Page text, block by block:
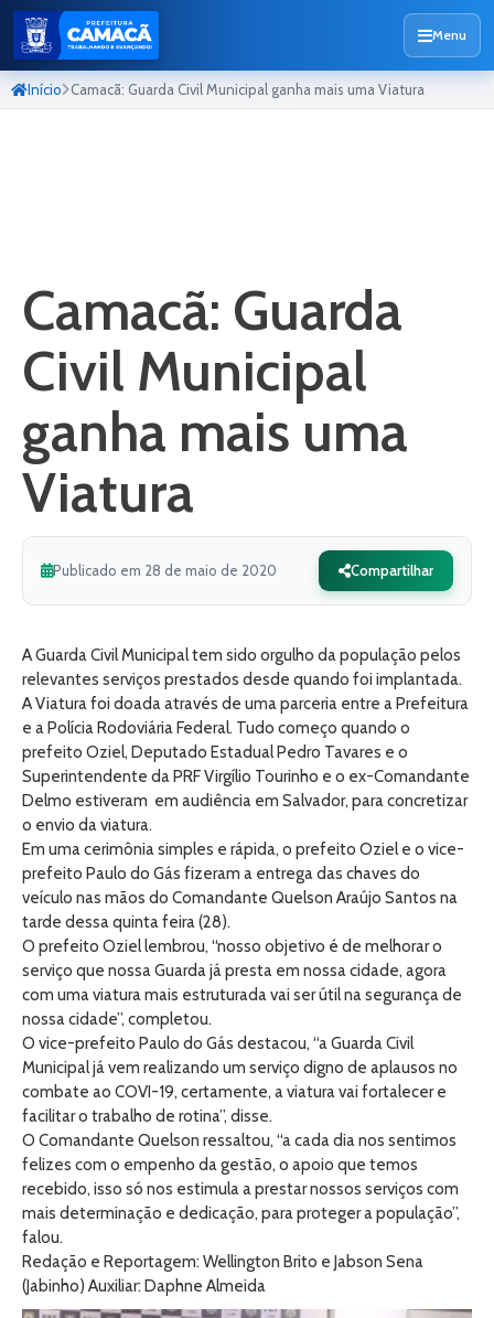
Menu
Início Camacã: Guarda Civil Municipal ganha mais uma Viatura
Camacã: Guarda
Civil Municipal
ganha mais uma
Viatura
Publicado em 28 de maio de 2020 Compartilhar
A Guarda Civil Municipal tem sido orgulho da população pelos
relevantes serviços prestados desde quando foi implantada.
A Viatura foi doada através de uma parceria entre a Prefeitura
e a Polícia Rodoviária Federal. Tudo começo quando o
prefeito Oziel, Deputado Estadual Pedro Tavares e o
Superintendente da PRF Virgílio Tourinho e o ex-Comandante
Delmo estiveram em audiência em Salvador, para concretizar
o envio da viatura.
Em uma cerimônia simples e rápida, o prefeito Oziel e o vice-
prefeito Paulo do Gás fizeram a entrega das chaves do
veículo nas mãos do Comandante Quelson Araújo Santos na
tarde dessa quinta feira (28).
O prefeito Oziel lembrou, “nosso objetivo é de melhorar o
serviço que nossa Guarda já presta em nossa cidade, agora
com uma viatura mais estruturada vai ser útil na segurança de
nossa cidade”, completou.
O vice-prefeito Paulo do Gás destacou, “a Guarda Civil
Municipal já vem realizando um serviço digno de aplausos no
combate ao COVI-19, certamente, a viatura vai fortalecer e
facilitar o trabalho de rotina”, disse.
O Comandante Quelson ressaltou, “a cada dia nos sentimos
felizes com o empenho da gestão, o apoio que temos
recebido, isso só nos estimula a prestar nossos serviços com
mais determinação e dedicação, para proteger a população”,
falou.
Redação e Reportagem: Wellington Brito e Jabson Sena
(Jabinho) Auxiliar: Daphne Almeida